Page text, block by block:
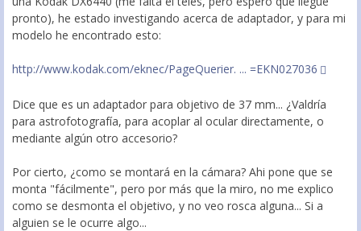
pronto), he estado investigando acerca de adaptador, y para mi
modelo he encontrado esto:
http://www.kodak.com/eknec/PageQuerier. ... =EKN027036
Dice que es un adaptador para objetivo de 37 mm... ¿Valdría
para astrofotografía, para acoplar al ocular directamente, o
mediante algún otro accesorio?
Por cierto, ¿como se montará en la cámara? Ahi pone que se
monta "fácilmente", pero por más que la miro, no me explico
como se desmonta el objetivo, y no veo rosca alguna... Si a
alguien se le ocurre algo...